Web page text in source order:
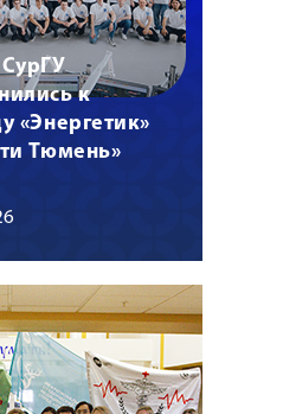
к
«Энергетик»
Тюмень»